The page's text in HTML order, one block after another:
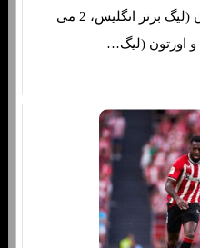
شرط بندی بازی لوتون و اورتون (لیگ برتر انگلیس، 2 می